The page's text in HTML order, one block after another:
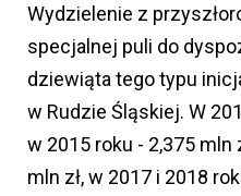
Wydzielenie z
specjalnej puli do
dziewiąta tego typu
w Rudzie Śląskiej. W
w 2015 roku - 2,375 mln
mln zł, w 2017 i 2018